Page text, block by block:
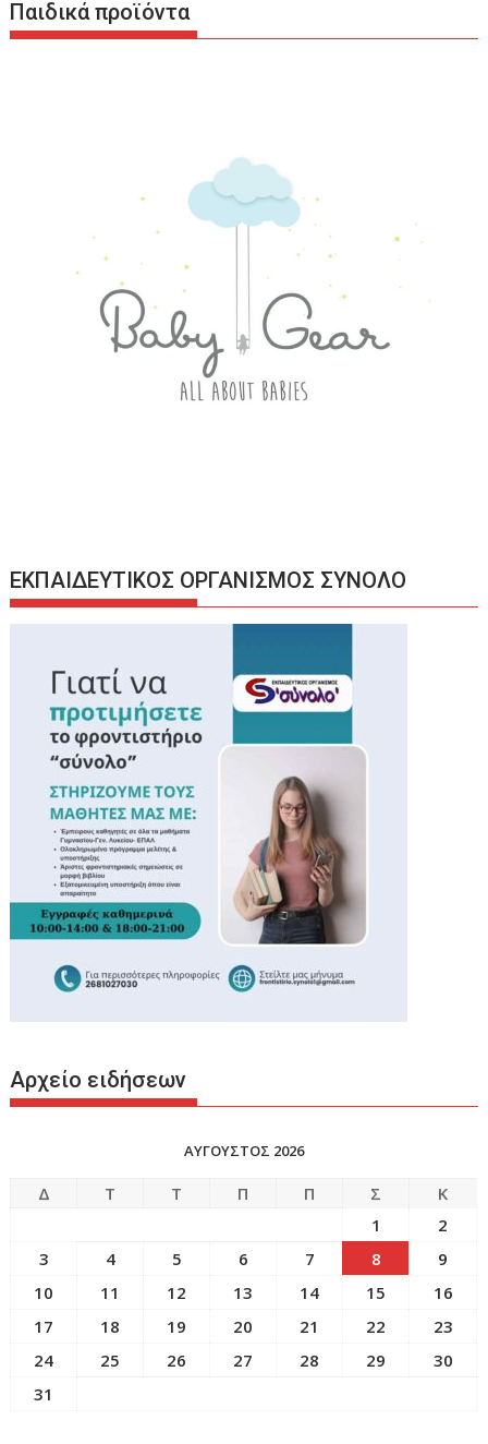
Παιδικά προϊόντα
ΕΚΠΑΙΔΕΥΤΙΚΟΣ ΟΡΓΑΝΙΣΜΟΣ ΣΥΝΟΛΟ
Αρχείο ειδήσεων
ΑΥΓΟΥΣΤΟΣ 2026
Δ Τ Τ Π Π Σ
Κ
1
2
3
4 5 6 7 8
9
10
11 12 13 14 15
16
17
18 19 20 21 22
23
24
25 26 27 28 29
30
31